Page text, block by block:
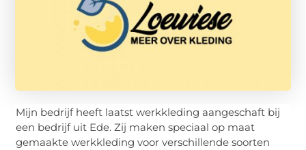
Mijn bedrijf heeft laatst werkkleding aangeschaft bij
een bedrijf uit Ede. Zij maken speciaal op maat
gemaakte werkkleding voor verschillende soorten